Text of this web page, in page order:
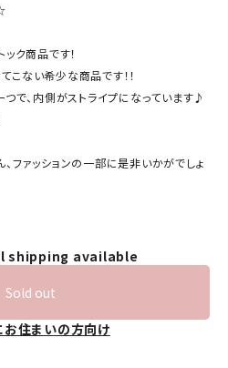
ク商品です！
こない希少な商品です！！
つで、内側がストライプになっています♪
ファッションの一部に是非いかがでしょ
shipping available
Sold out
お住まいの方向け